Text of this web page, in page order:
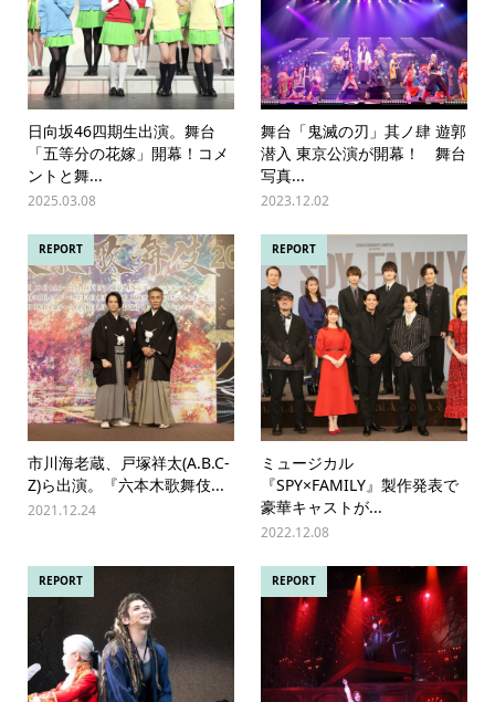
日向坂46四期生出演。舞台
「五等分の花嫁」開幕！コメ
ントと舞...
2025.03.08
舞台「鬼滅の刃」其ノ肆 遊郭
潜入 東京公演が開幕！ 舞台
写真...
2023.12.02
REPORT
市川海老蔵、戸塚祥太(A.B.C-
Z)ら出演。『六本木歌舞伎...
2021.12.24
REPORT
ミュージカル
『SPY×FAMILY』製作発表で
豪華キャストが...
2022.12.08
REPORT REPORT